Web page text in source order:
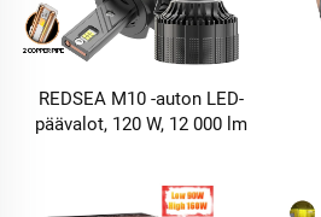
REDSEA M10 -auton LED-
päävalot, 120 W, 12 000 lm